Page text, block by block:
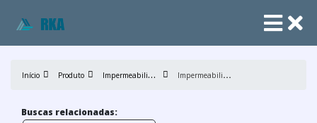
Início Produto I
mpermeabilização de lajes I
mpermeabilização de telhados com manta asfaltica
Buscas relacionadas: